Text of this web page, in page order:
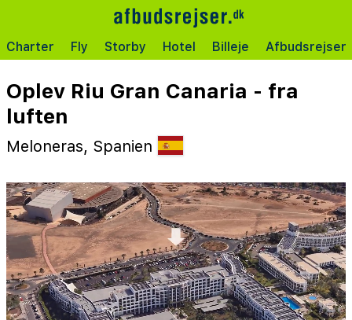
Charter Fly Storby Hotel Billeje Afbudsrejser
Oplev Riu Gran Canaria - fra
luften
Meloneras, Spanien